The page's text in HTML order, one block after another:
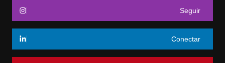
Seguir
Conectar